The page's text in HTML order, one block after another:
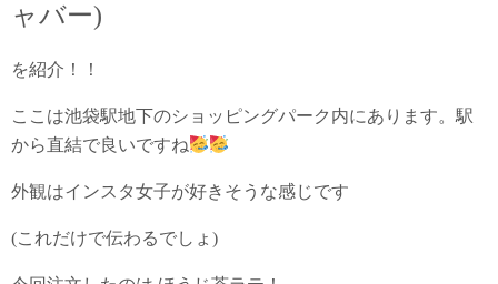
ャバー)
を紹介！！
ここは池袋駅地下のショッピングパーク内にあります。駅
から直結で良いですね
外観はインスタ女子が好きそうな感じです
(これだけで伝わるでしょ)